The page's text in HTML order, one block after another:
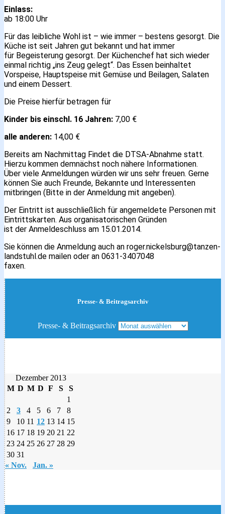
Einlass:
ab 18:00 Uhr
Für das leibliche Wohl ist – wie immer – bestens gesorgt. Die
Küche ist seit Jahren gut bekannt und hat immer
für Begeisterung gesorgt. Der Küchenchef hat sich wieder
einmal richtig „ins Zeug gelegt“. Das Essen beinhaltet
Vorspeise, Hauptspeise mit Gemüse und Beilagen, Salaten
und einem Dessert.
Die Preise hierfür betragen für
Kinder bis einschl. 16 Jahren: 7,00 €
alle anderen: 14,00 €
Bereits am Nachmittag Findet die DTSA-Abnahme statt.
Hierzu kommen demnächst noch nähere Informationen.
Über viele Anmeldungen würden wir uns sehr freuen. Gerne
können Sie auch Freunde, Bekannte und Interessenten
mitbringen (Bitte in der Anmeldung mit angeben).
Der Eintritt ist ausschließlich für angemeldete Personen mit
Eintrittskarten. Aus organisatorischen Gründen
ist der Anmeldeschluss am 15.01.2014.
Sie können die Anmeldung auch an roger.nickelsburg@tanzen-
landstuhl.de mailen oder an 0631-3407048
faxen.
Presse- & Beitragsarchiv
Presse- & Beitragsarchiv
Dezember 2013
M D M D F S
S
1
2
3 4 5 6 7
8
9
10 11 12 13 14 15
16 17 18 19 20 21 22
23 24 25 26 27 28 29
30 31
« Nov.
Jan. »